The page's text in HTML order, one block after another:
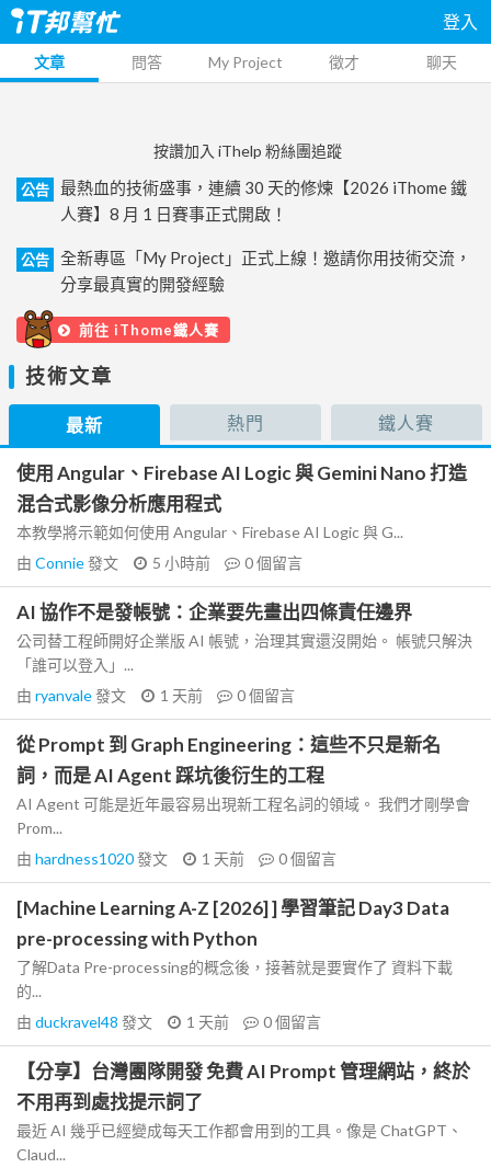
登入
文章 問答 My Project 徵才 聊天
按讚加入 iThelp 粉絲團追蹤
公告
最熱血的技術盛事，連續 30 天的修煉【2026 iThome 鐵
人賽】8 月 1 日賽事正式開啟！
公告
全新專區「My Project」正式上線！邀請你用技術交流，
分享最真實的開發經驗
前往 iThome鐵人賽
技術文章
最新 熱門 鐵人賽
使用 Angular、Firebase AI Logic 與 Gemini Nano 打造
混合式影像分析應用程式
本教學將示範如何使用 Angular、Firebase AI Logic 與 G...
由 Connie發文 5 小時前 0個留言
AI 協作不是發帳號：企業要先畫出四條責任邊界
公司替工程師開好企業版 AI 帳號，治理其實還沒開始。 帳號只解決
「誰可以登入」...
由 ryanvale發文 1 天前 0個留言
從 Prompt 到 Graph Engineering：這些不只是新名
詞，而是 AI Agent 踩坑後衍生的工程
AI Agent 可能是近年最容易出現新工程名詞的領域。 我們才剛學會
Prom...
由 hardness1020發文 1 天前 0個留言
[Machine Learning A-Z [2026] ] 學習筆記 Day3 Data
pre-processing with Python
了解Data Pre-processing的概念後，接著就是要實作了 資料下載
的...
由 duckravel48 發文 1 天前 0個留言
【分享】台灣團隊開發 免費 AI Prompt 管理網站，終於
不用再到處找提示詞了
最近 AI 幾乎已經變成每天工作都會用到的工具。像是 ChatGPT、
Claud...